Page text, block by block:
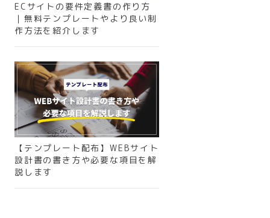
ECサイトの要件定義書の作り方
｜無料テンプレートやより良い制
作方法を紹介します
【テンプレート配布】WEBサイト
設計書の書き方や必要な項目を解
説します